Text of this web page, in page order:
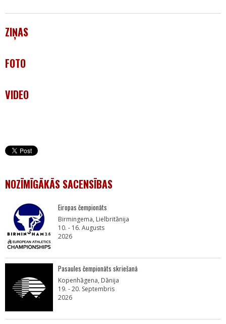
ZIŅAS
FOTO
VIDEO
NOZĪMĪGĀKĀS SACENSĪBAS
Eiropas čempionāts
Birmingema, Lielbritānija
10. - 16. Augusts
2026
Pasaules čempionāts skriešanā
Kopenhāgena, Dānija
19. - 20. Septembris
2026